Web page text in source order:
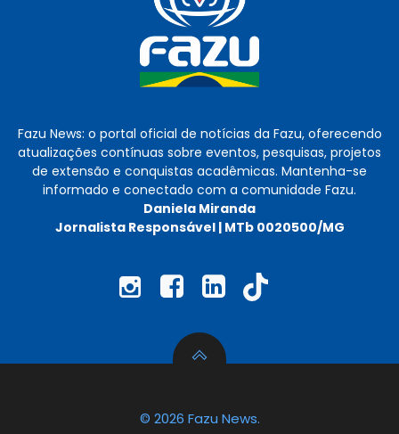
Fazu News: o portal oficial de notícias da Fazu, oferecendo
atualizações contínuas sobre eventos, pesquisas, projetos
de extensão e conquistas acadêmicas. Mantenha-se
informado e conectado com a comunidade Fazu.
Daniela Miranda
Jornalista Responsável | MTb 0020500/MG
© 2026 Fazu News.